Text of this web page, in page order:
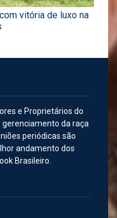
vitória de luxo na
e Proprietários do
gerenciamento da raça
periódicas são
andamento dos
Brasileiro.